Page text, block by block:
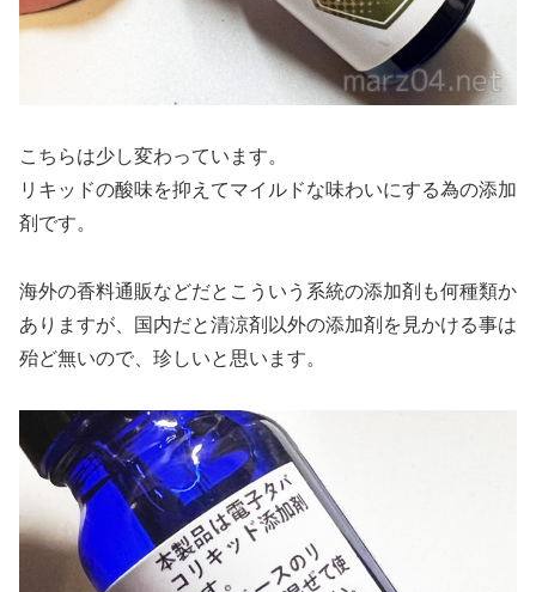
こちらは少し変わっています。
リキッドの酸味を抑えてマイルドな味わいにする為の添加
剤です。
海外の香料通販などだとこういう系統の添加剤も何種類か
ありますが、国内だと清涼剤以外の添加剤を見かける事は
殆ど無いので、珍しいと思います。